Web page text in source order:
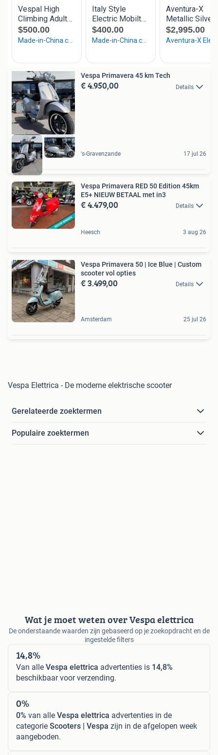
Vespa Primavera 45 km Tech
€ 4.950,00 Details
's-Gravenzande 17 jul 26
Vespa Primavera RED 50 Edition 45km
E5+ NIEUW BETAAL met in3
€ 4.479,00 Details
Heesch 3 aug 26
Vespa Primavera 50 | Ice Blue | Custom
scooter vol opties
€ 3.499,00 Details
Amsterdam 25 jul 26
Vespa Elettrica - De moderne elektrische scooter
Gerelateerde zoektermen
Populaire zoektermen
Wat je moet weten over Vespa elettrica
De onderstaande waarden zijn gebaseerd op je zoekopdracht en de
ingestelde filters
14,8%
Van alle Vespa elettrica advertenties is 14,8%
beschikbaar voor verzending.
0%
0% van alle Vespa elettrica advertenties in de
categorie Scooters | Vespa zijn in de afgelopen week
aangeboden.